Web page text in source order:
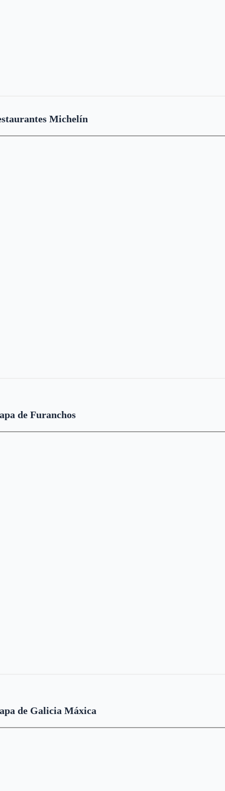
Michelín
de Furanchos
de Galicia Máxica